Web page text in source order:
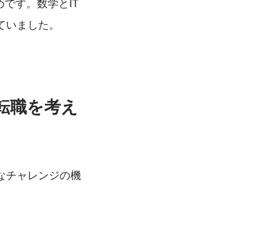
ました。
を考え
チャレンジの機